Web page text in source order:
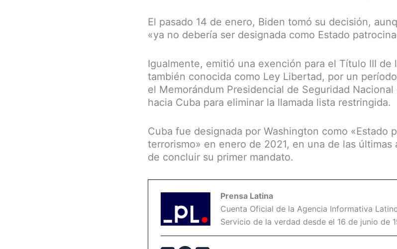
El pasado 14 de enero, Biden tomó su decisión,
«ya no debería ser designada como Estado
Igualmente, emitió una exención para el Título III de
también conocida como Ley Libertad, por un
el Memorándum Presidencial de Seguridad
hacia Cuba para eliminar la llamada lista restringida.
Cuba fue designada por Washington como «Estado
terrorismo» en enero de 2021, en una de las
de concluir su primer mandato.
Prensa Latina
Cuenta Oficial de la Agencia Informativa
Servicio de la verdad desde el 16 de junio de